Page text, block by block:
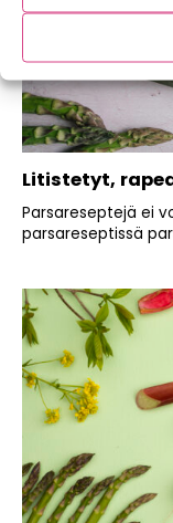
Litistetyt,
Parsareseptejä ei
parsareseptissä